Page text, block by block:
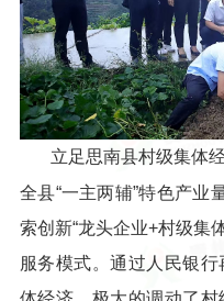
立足思南县村级集体
全县“一主两辅”特色产业
索创新“龙头企业+村级集
服务模式。通过人民银